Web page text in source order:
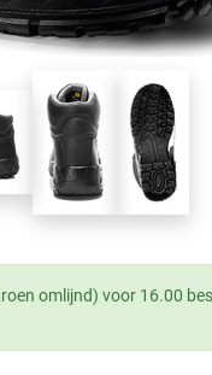
omlijnd) voor 16.00